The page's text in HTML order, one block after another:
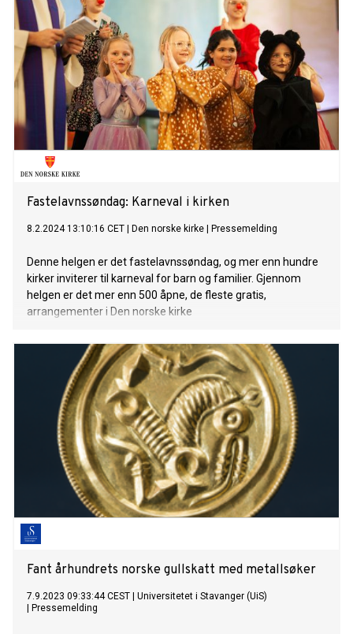
Fastelavnssøndag: Karneval i kirken
8.2.2024 13:10:16 CET Den norske kirke Pressemelding
Denne helgen er det fastelavnssøndag, og mer enn hundre
kirker inviterer til karneval for barn og familier. Gjennom
helgen er det mer enn 500 åpne, de fleste gratis,
arrangementer i Den norske kirke
Fant århundrets norske gullskatt med metallsøker
7.9.2023 09:33:44 CEST
Universitetet i Stavanger (UiS)
Pressemelding